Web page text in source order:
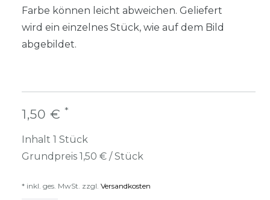
Farbe können leicht abweichen. Geliefert
wird ein einzelnes Stück, wie auf dem Bild
abgebildet.
1,50 € *
Inhalt 1 Stück
Grundpreis 1,50 € / Stück
* inkl. ges. MwSt. zzgl. Versandkosten